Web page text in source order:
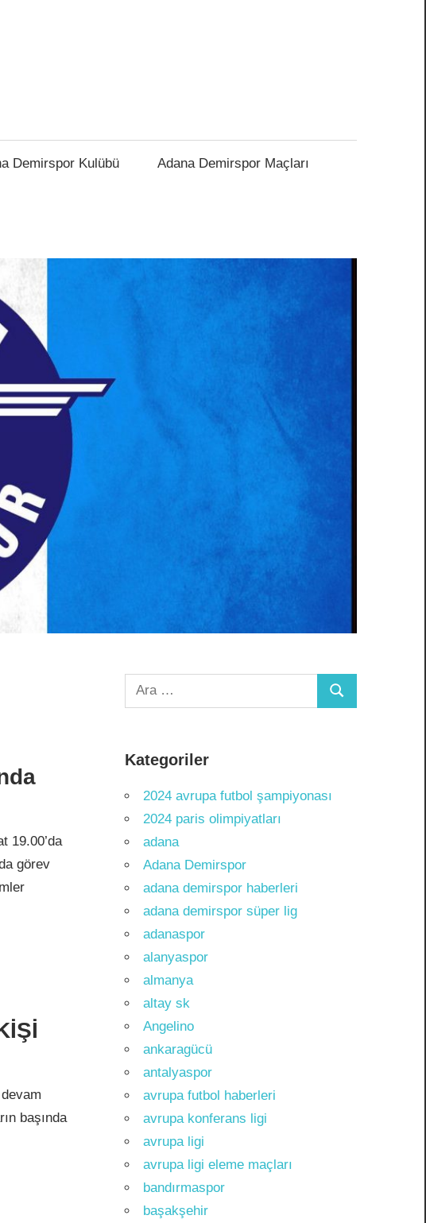
Demirspor Kulübü Adana Demirspor Maçları
19.00’da
görev
başında
Arama:
Ara
Kategoriler
2024 avrupa futbol şampiyonası
2024 paris olimpiyatları
adana
Adana Demirspor
adana demirspor haberleri
adana demirspor süper lig
adanaspor
alanyaspor
almanya
altay sk
Angelino
ankaragücü
antalyaspor
avrupa futbol haberleri
avrupa konferans ligi
avrupa ligi
avrupa ligi eleme maçları
bandırmaspor
başakşehir